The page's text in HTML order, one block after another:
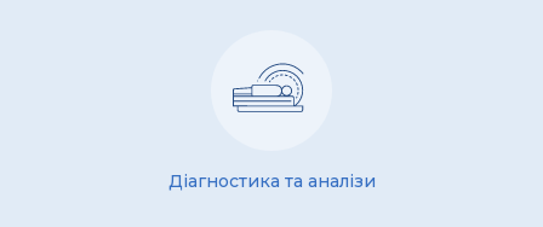
Діагностика та аналізи